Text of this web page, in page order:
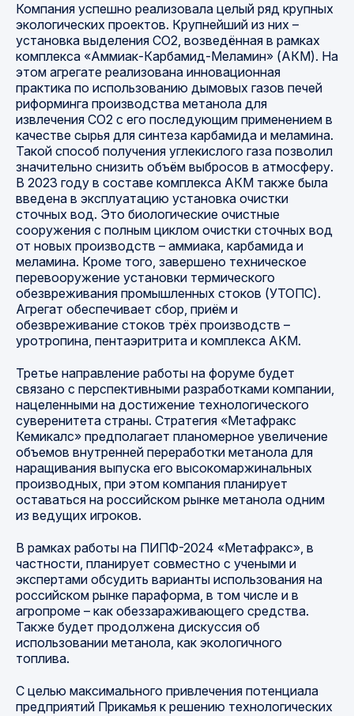
Компания успешно реализовала целый ряд крупных
экологических проектов. Крупнейший из них –
установка выделения CO2, возведённая в рамках
комплекса «Аммиак-Карбамид-Меламин» (АКМ). На
этом агрегате реализована инновационная
практика по использованию дымовых газов печей
риформинга производства метанола для
извлечения СО2 с его последующим применением в
качестве сырья для синтеза карбамида и меламина.
Такой способ получения углекислого газа позволил
значительно снизить объём выбросов в атмосферу.
В 2023 году в составе комплекса АКМ также была
введена в эксплуатацию установка очистки
сточных вод. Это биологические очистные
сооружения с полным циклом очистки сточных вод
от новых производств – аммиака, карбамида и
меламина. Кроме того, завершено техническое
перевооружение установки термического
обезвреживания промышленных стоков (УТОПС).
Агрегат обеспечивает сбор, приём и
обезвреживание стоков трёх производств –
уротропина, пентаэритрита и комплекса АКМ.
Третье направление работы на форуме будет
связано с перспективными разработками компании,
нацеленными на достижение технологического
суверенитета страны. Стратегия «Метафракс
Кемикалс» предполагает планомерное увеличение
объемов внутренней переработки метанола для
наращивания выпуска его высокомаржинальных
производных, при этом компания планирует
оставаться на российском рынке метанола одним
из ведущих игроков.
В рамках работы на ПИПФ-2024 «Метафракс», в
частности, планирует совместно с учеными и
экспертами обсудить варианты использования на
российском рынке параформа, в том числе и в
агропроме – как обеззараживающего средства.
Также будет продолжена дискуссия об
использовании метанола, как экологичного
топлива.
С целью максимального привлечения потенциала
предприятий Прикамья к решению технологических